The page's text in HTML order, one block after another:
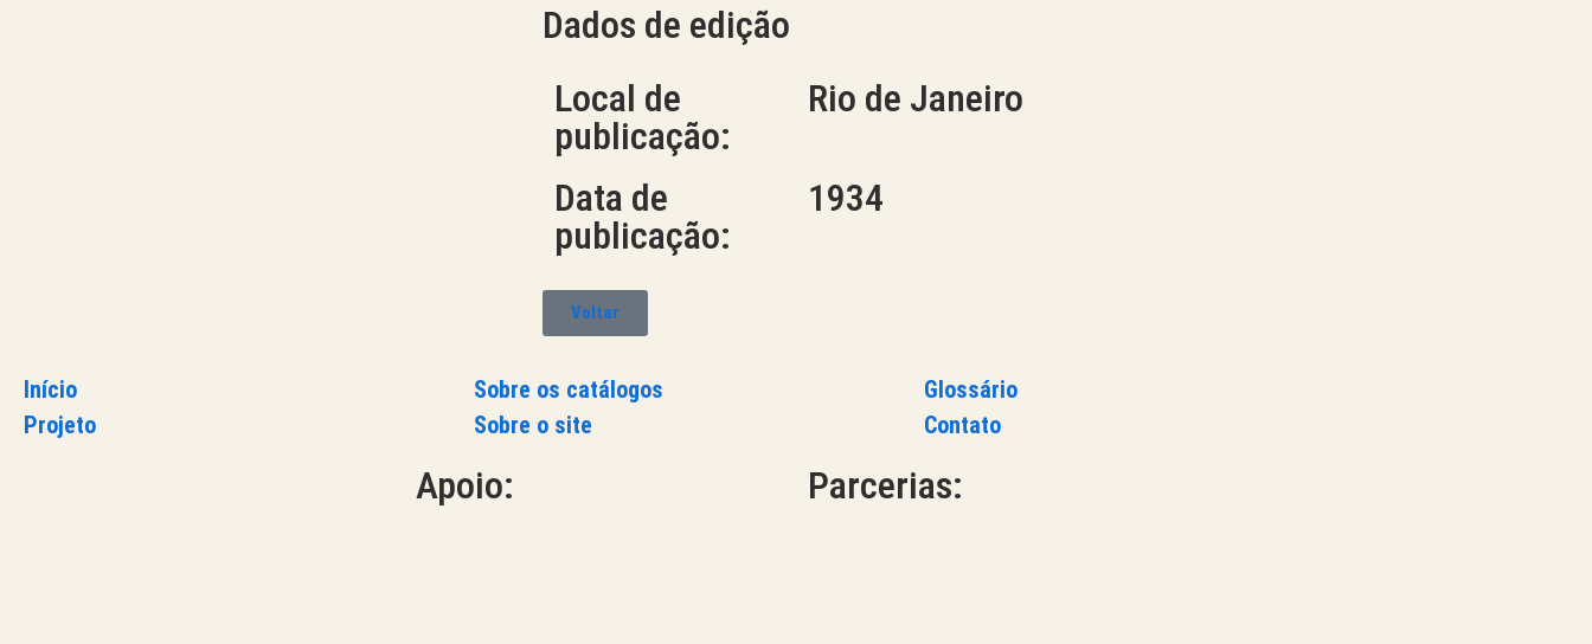
Dados de edição
Local de
publicação:
Rio de Janeiro
Data de
publicação:
1934
Voltar
Início
Projeto
Sobre os catálogos
Sobre o site
Glossário
Contato
Apoio: Parcerias: